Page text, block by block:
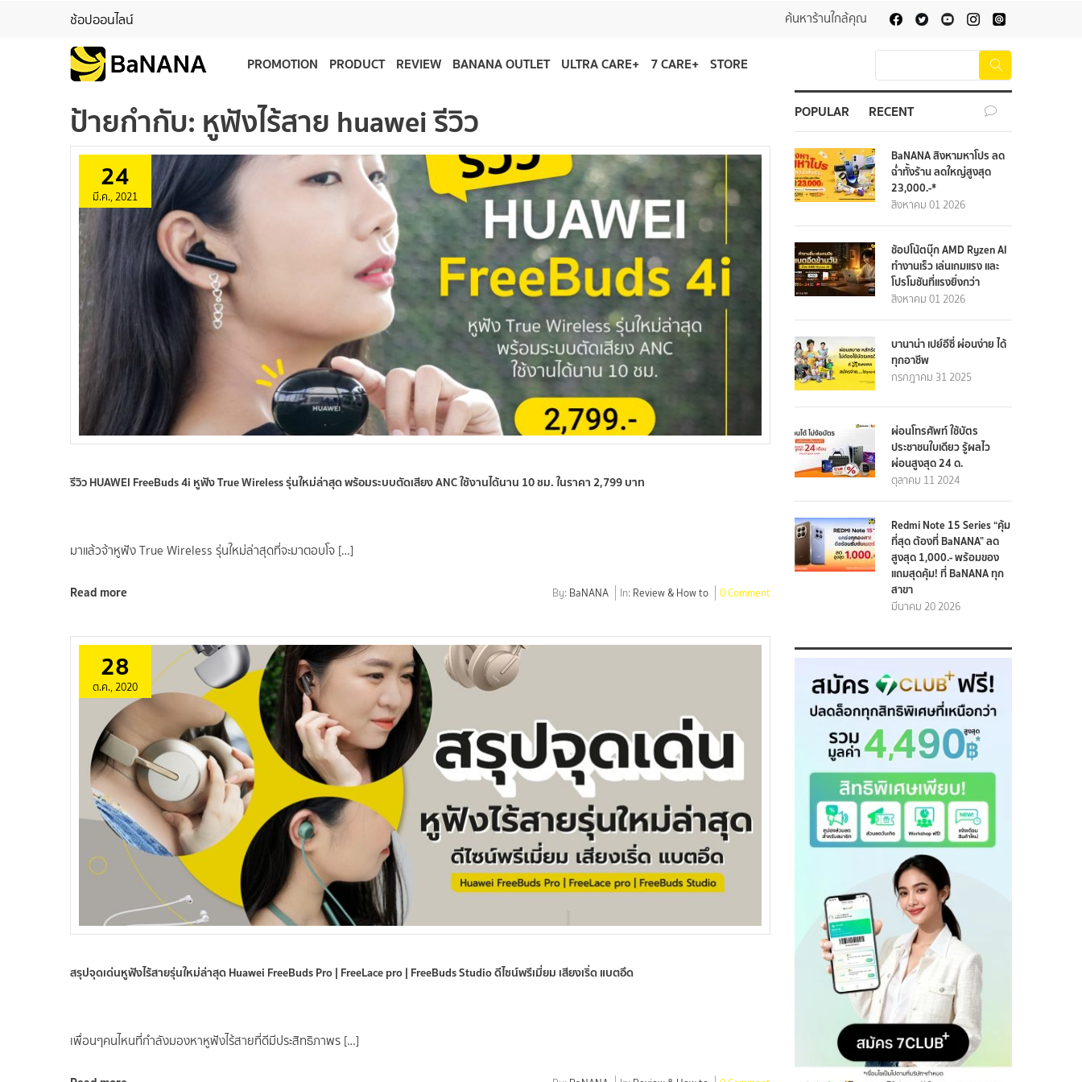
ช้อปออนไลน์ ค้นหาร้านใกล้คุณ
PROMOTION PRODUCT REVIEW BANANA OUTLET ULTRA CARE+ 7 CARE+ STORE
ป้ายกำกับ: หูฟังไร้สาย huawei รีวิว
24
มี.ค., 2021
รีวิว HUAWEI FreeBuds 4i หูฟัง True Wireless รุ่นใหม่ล่าสุด พร้อมระบบตัดเสียง ANC ใช้งานได้นาน 10 ชม. ในราคา 2,799 บาท
มาแล้วจ้าหูฟัง True Wireless รุ่นใหม่ล่าสุดที่จะมาตอบโจ […]
Read more By: BaNANA In: Review & How to 0 Comment
28
ต.ค., 2020
สรุปจุดเด่นหูฟังไร้สายรุ่นใหม่ล่าสุด Huawei FreeBuds Pro | FreeLace pro | FreeBuds Studio ดีไซน์พรีเมี่ยม เสียงเริ่ด แบตอึด
เพื่อนๆคนไหนที่กำลังมองหาหูฟังไร้สายที่ดีมีประสิทธิภาพร […]
POPULAR RECENT
BaNANA สิงหามหาโปร ลด
ฉ่ำทั้งร้าน ลดใหญ่สูงสุด
23,000.-*
สิงหาคม 01 2026
ช้อปโน้ตบุ๊ก AMD Ryzen AI
ทำงานเร็ว เล่นเกมแรง และ
โปรโมชันที่แรงยิ่งกว่า
สิงหาคม 01 2026
บานาน่า เปย์อีซี่ ผ่อนง่าย ได้
ทุกอาชีพ
กรกฎาคม 31 2025
ผ่อนโทรศัพท์ ใช้บัตร
ประชาชนใบเดียว รู้ผลไว
ผ่อนสูงสุด 24 ด.
ตุลาคม 11 2024
Redmi Note 15 Series “คุ้ม
ที่สุด ต้องที่ BaNANA” ลด
สูงสุด 1,000.- พร้อมของ
แถมสุดคุ้ม! ที่ BaNANA ทุก
สาขา
มีนาคม 20 2026